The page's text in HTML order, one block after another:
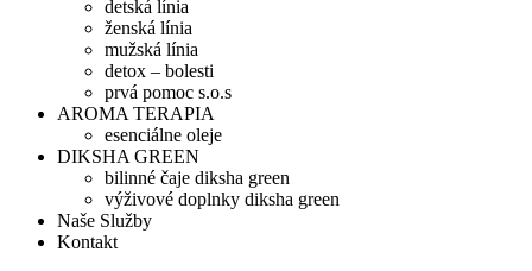
detská línia
ženská línia
mužská línia
detox – bolesti
prvá pomoc s.o.s
AROMA TERAPIA
esenciálne oleje
DIKSHA GREEN
bilinné čaje diksha green
výživové doplnky diksha green
Naše Služby
Kontakt